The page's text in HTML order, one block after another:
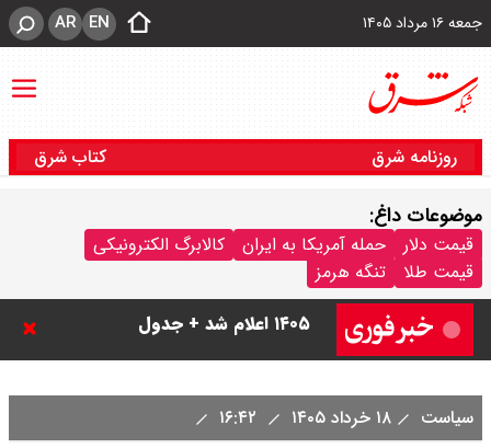
جمعه ۱۶ مرداد ۱۴۰۵ EN
AR
روزنامه شرق کتاب شرق
موضوعات داغ:
قیمت دلار حمله آمریکا به ایران
کالابرگ الکترونیکی
قیمت طلا
تنگه هرمز
۱۴۰۵ اعلام شد + جدول
قیمت سکه امامی امروز جمعه ۱۶ مرداد
۱۴۰۵ اعلام شد/ کاهش قیمت سکه
سیاست ۱۸ خرداد ۱۴۰۵